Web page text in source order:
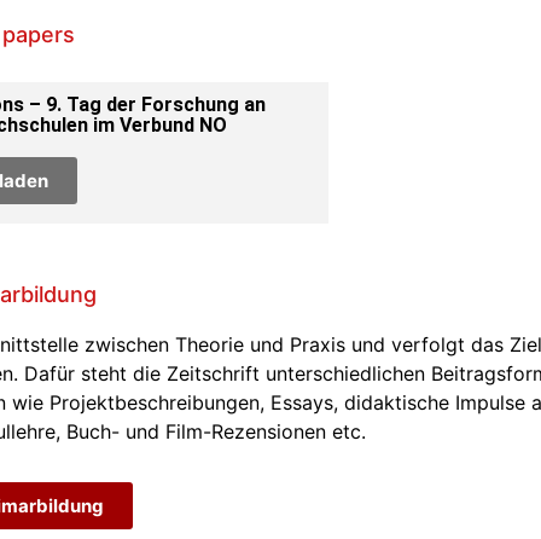
– 9. Tag der Forschung an
im Verbund NO
zwischen Theorie und Praxis und verfolgt das
Dafür steht die Zeitschrift unterschiedlichen
wie Projektbeschreibungen, Essays, didaktische Impulse
Buch- und Film-Rezensionen etc.